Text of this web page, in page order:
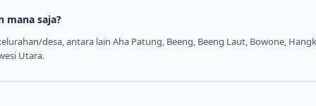
mana saja?
desa, antara lain Aha Patung, Beeng, Beeng Laut, Bowone,
Utara.